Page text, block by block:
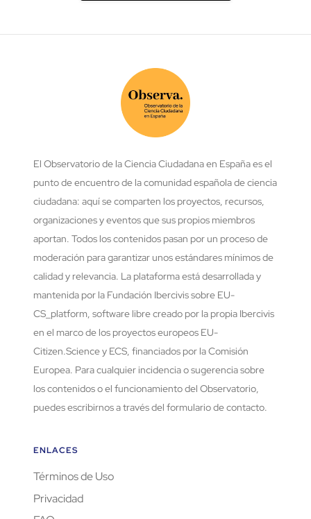
El Observatorio de la Ciencia Ciudadana en España es el
punto de encuentro de la comunidad española de ciencia
ciudadana: aquí se comparten los proyectos, recursos,
organizaciones y eventos que sus propios miembros
aportan. Todos los contenidos pasan por un proceso de
moderación para garantizar unos estándares mínimos de
calidad y relevancia. La plataforma está desarrollada y
mantenida por la Fundación Ibercivis sobre EU-
CS_platform, software libre creado por la propia Ibercivis
en el marco de los proyectos europeos EU-
Citizen.Science y ECS, financiados por la Comisión
Europea. Para cualquier incidencia o sugerencia sobre
los contenidos o el funcionamiento del Observatorio,
puedes escribirnos a través del formulario de contacto.
ENLACES
Términos de Uso
Privacidad